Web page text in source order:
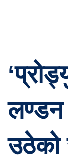
लण्डन
उठेको